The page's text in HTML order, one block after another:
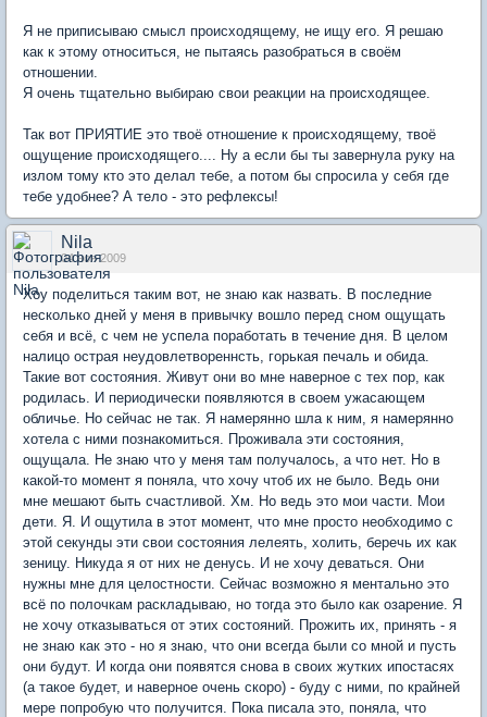
Я не приписываю смысл происходящему, не ищу его. Я решаю
как к этому относиться, не пытаясь разобраться в своём
отношении.
Я очень тщательно выбираю свои реакции на происходящее.
Так вот ПРИЯТИЕ это твоё отношение к происходящему, твоё
ощущение происходящего.... Ну а если бы ты завернула руку на
излом тому кто это делал тебе, а потом бы спросила у себя где
тебе удобнее? А тело - это рефлексы!
Nila
04 ноя 2009
Хоу поделиться таким вот, не знаю как назвать. В последние
несколько дней у меня в привычку вошло перед сном ощущать
себя и всё, с чем не успела поработать в течение дня. В целом
налицо острая неудовлетвореннсть, горькая печаль и обида.
Такие вот состояния. Живут они во мне наверное с тех пор, как
родилась. И периодически появляются в своем ужасающем
обличье. Но сейчас не так. Я намерянно шла к ним, я намерянно
хотела с ними познакомиться. Проживала эти состояния,
ощущала. Не знаю что у меня там получалось, а что нет. Но в
какой-то момент я поняла, что хочу чтоб их не было. Ведь они
мне мешают быть счастливой. Хм. Но ведь это мои части. Мои
дети. Я. И ощутила в этот момент, что мне просто необходимо с
этой секунды эти свои состояния лелеять, холить, беречь их как
зеницу. Никуда я от них не денусь. И не хочу деваться. Они
нужны мне для целостности. Сейчас возможно я ментально это
всё по полочкам раскладываю, но тогда это было как озарение. Я
не хочу отказываться от этих состояний. Прожить их, принять - я
не знаю как это - но я знаю, что они всегда были со мной и пусть
они будут. И когда они появятся снова в своих жутких ипостасях
(а такое будет, и наверное очень скоро) - буду с ними, по крайней
мере попробую что получится. Пока писала это, поняла, что